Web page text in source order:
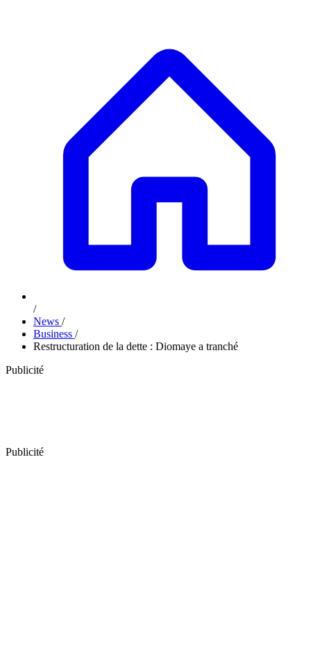
/
News /
Business /
Restructuration de la dette : Diomaye a tranché
Publicité
Publicité